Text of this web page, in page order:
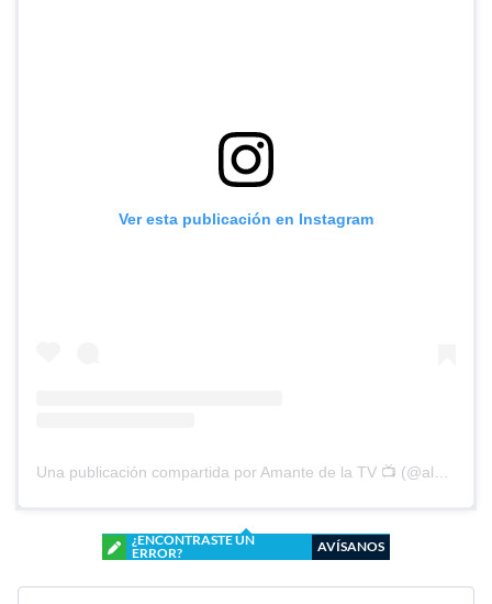
Ver esta publicación en Instagram
Una publicación compartida por Amante de la TV 📺 (@alguien_te_observa)
¿ENCONTRASTE UN
ERROR?
AVÍSANOS